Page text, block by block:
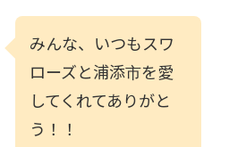
みんな、いつもスワ
ローズと浦添市を愛
してくれてありがと
う！！